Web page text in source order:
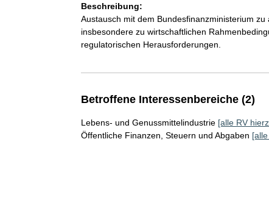
Beschreibung:
Austausch mit dem Bundesfinanzministerium
insbesondere zu wirtschaftlichen
regulatorischen Herausforderungen.
Betroffene Interessenbereiche (2)
Lebens- und Genussmittelindustrie [alle RV
Öffentliche Finanzen, Steuern und Abgaben